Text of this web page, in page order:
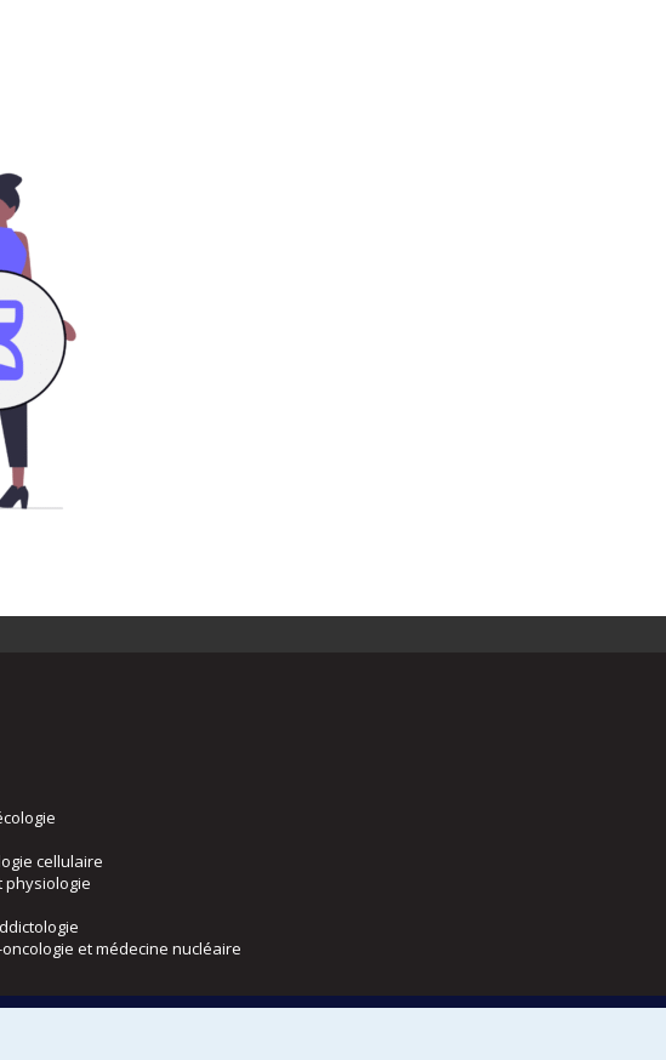
cellulaire
physiologie
et médecine nucléaire